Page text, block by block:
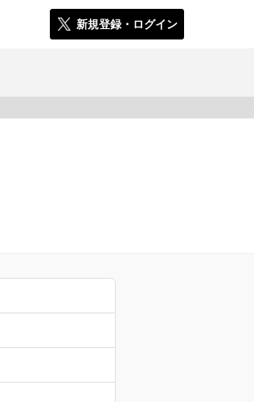
新規登録・ログイン